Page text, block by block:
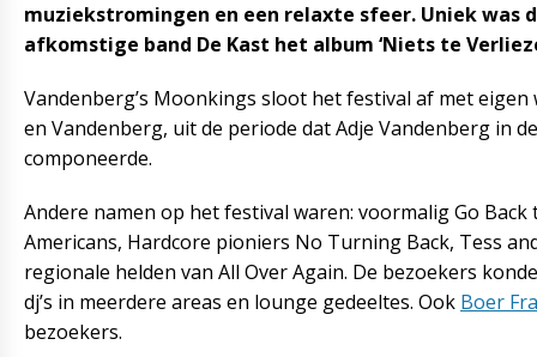
muziekstromingen en een relaxte sfeer. Uniek was
afkomstige band De Kast het album ‘Niets te
Vandenberg’s Moonkings sloot het festival af met
en Vandenberg, uit de periode dat Adje Vandenberg in
componeerde.
Andere namen op het festival waren: voormalig Go
Americans, Hardcore pioniers No Turning Back, Tess
regionale helden van All Over Again. De bezoekers
dj’s in meerdere areas en lounge gedeeltes. Ook Boer
bezoekers.